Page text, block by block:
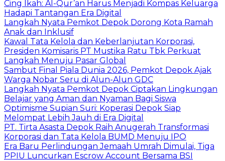
Cing Ikah: Al-Qur’an Harus Menjadi Kompas Keluarga
Hadapi Tantangan Era Digital
Langkah Nyata Pemkot Depok Dorong Kota Ramah
Anak dan Inklusif
Kawal Tata Kelola dan Keberlanjutan Korporasi,
Presiden Komisaris PT Mustika Ratu Tbk Perkuat
Langkah Menuju Pasar Global
Sambut Final Piala Dunia 2026, Pemkot Depok Ajak
Warga Nobar Seru di Alun-Alun GDC
Langkah Nyata Pemkot Depok Ciptakan Lingkungan
Belajar yang Aman dan Nyaman Bagi Siswa
Optimisme Supian Suri: Koperasi Depok Siap
Melompat Lebih Jauh di Era Digital
PT. Tirta Asasta Depok Raih Anugerah Transformasi
Korporasi dan Tata Kelola BUMD Menuju IPO
Era Baru Perlindungan Jemaah Umrah Dimulai, Tiga
PPIU Luncurkan Escrow Account Bersama BSI